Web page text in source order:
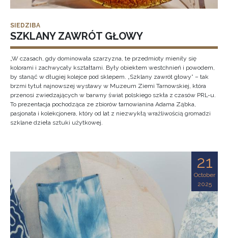
SIEDZIBA
SZKLANY ZAWRÓT GŁOWY
„W czasach, gdy dominowała szarzyzna, te przedmioty mieniły się
kolorami i zachwycały kształtami. Były obiektem westchnień i powodem,
by stanąć w długiej kolejce pod sklepem. „Szklany zawrót głowy” – tak
brzmi tytuł najnowszej wystawy w Muzeum Ziemi Tarnowskiej, która
przenosi zwiedzających w barwny świat polskiego szkła z czasów PRL-u.
To prezentacja pochodząca ze zbiorów tarnowianina Adama Ząbka,
pasjonata i kolekcjonera, który od lat z niezwykłą wrażliwością gromadzi
szklane dzieła sztuki użytkowej.
21
October
2025